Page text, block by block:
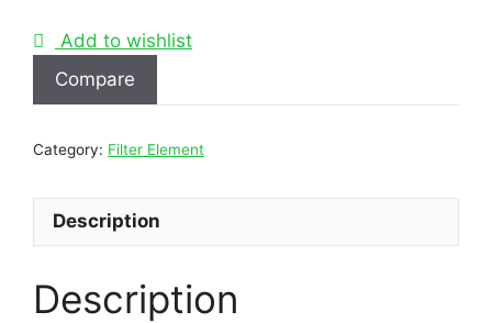
Add to wishlist
Compare
Category: Filter Element
Description
Description